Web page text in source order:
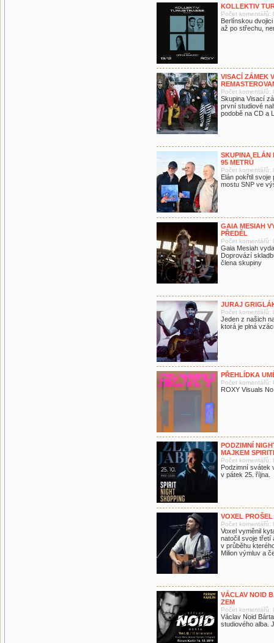
KOLLEKTIV
Počet komentářů:
Berlínskou
až po střechu,
VISACÍ ZÁMEK
Počet komentářů:
Skupina Visací
první studiové
podobě na CD a
SKUPINA ELÁN
95 METRŮ
Počet komentářů:
Elán pokřtil
mostu SNP ve
GAIA MESIAH
PŘEDĚL
Počet komentářů:
Gaia Mesiah
Doprovází
člena skupiny
JURAJ
Počet komentářů:
Jeden z našich
ktorá je plná
PŘEHLÍDKA
Počet komentářů:
ROXY Visuals
PODZIMNÍ
MAJKEM
Počet komentářů:
Podzimní svátek
v pátek 25. října.
VOXEL
Počet komentářů:
Voxel vyměnil
natočil svoje třetí
v průběhu
Milion výmluv a
VÁCLAV NOID
ZEM
Počet komentářů:
Václav Noid
studiového alba.